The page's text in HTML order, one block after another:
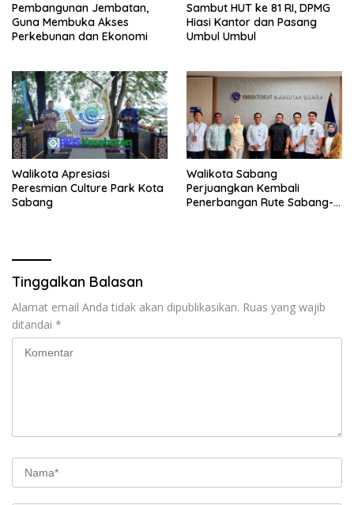
Pembangunan Jembatan,
Guna Membuka Akses
Perkebunan dan Ekonomi
Sambut HUT ke 81 RI, DPMG
Hiasi Kantor dan Pasang
Umbul Umbul
Walikota Apresiasi
Peresmian Culture Park Kota
Sabang
Walikota Sabang
Perjuangkan Kembali
Penerbangan Rute Sabang-
Tinggalkan Balasan
Alamat email Anda tidak akan dipublikasikan. Ruas yang wajib
ditandai *